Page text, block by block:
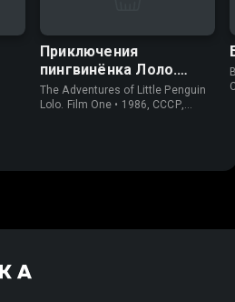
Приключения
пингвинёнка Лоло.
Фильм первый
The Adventures of Little Penguin
Lolo. Film One • 1986, СССР,